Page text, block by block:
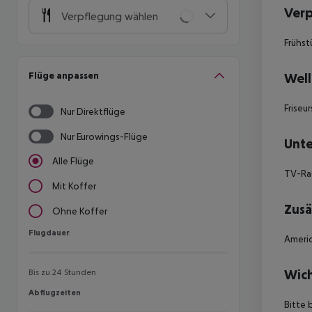
Verpflegung wählen
Flüge anpassen
Nur Direktflüge
Nur Eurowings-Flüge
Alle Flüge
Mit Koffer
Ohne Koffer
Flugdauer
Flugdauer
Bis zu 24 Stunden
Abflugzeiten
Abflugzeiten
TV-
Bitte